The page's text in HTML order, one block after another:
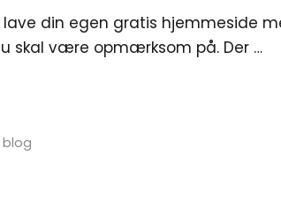
din egen gratis hjemmeside
skal være opmærksom på. Der …
blog